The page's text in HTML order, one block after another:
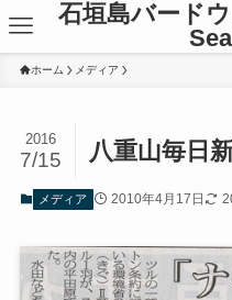
石垣島バード
ホーム メディア
八重山毎日
2016
7/15
メディア 2010年4月17日